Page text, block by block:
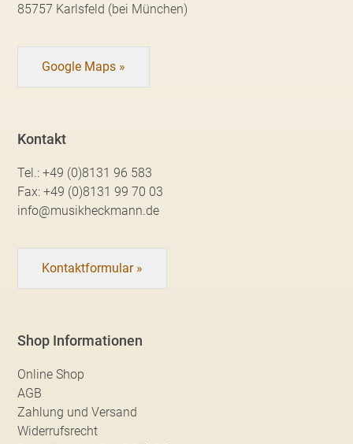
85757 Karlsfeld (bei München)
Google Maps »
Kontakt
Tel.:+49 (0)8131 96 583
Fax:+49 (0)8131 99 70 03
info@musikheckmann.de
Kontaktformular »
Shop Informationen
Online Shop
AGB
Zahlung und Versand
Widerrufsrecht